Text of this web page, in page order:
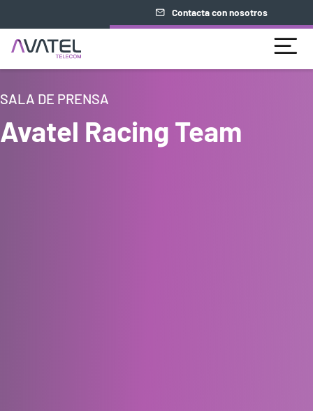
Contacta con nosotros
SALA DE PRENSA
Avatel Racing Team